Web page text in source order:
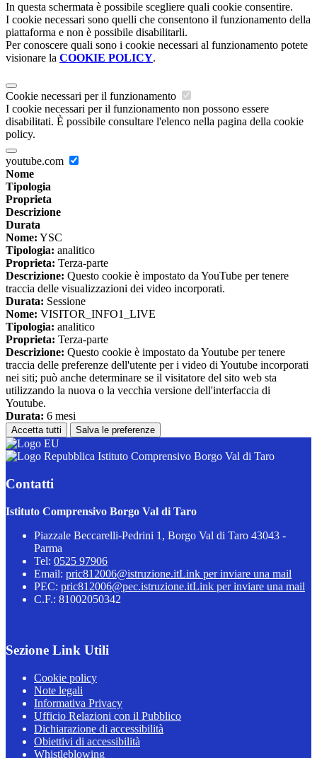
In questa schermata è possibile scegliere quali cookie consentire.
I cookie necessari sono quelli che consentono il funzionamento della
piattaforma e non è possibile disabilitarli.
Per conoscere quali sono i cookie necessari al funzionamento potete
visionare la COOKIE POLICY.
Cookie necessari per il funzionamento
I cookie necessari per il funzionamento non possono essere
disabilitati. È possibile consultare l'elenco nella pagina della cookie
policy.
youtube.com
Nome
Tipologia
Proprieta
Descrizione
Durata
Nome: YSC
Tipologia: analitico
Proprieta: Terza-parte
Descrizione: Questo cookie è impostato da YouTube per tenere
traccia delle visualizzazioni dei video incorporati.
Durata: Sessione
Nome: VISITOR_INFO1_LIVE
Tipologia: analitico
Proprieta: Terza-parte
Descrizione: Questo cookie è impostato da Youtube per tenere
traccia delle preferenze dell'utente per i video di Youtube incorporati
nei siti; può anche determinare se il visitatore del sito web sta
utilizzando la nuova o la vecchia versione dell'interfaccia di
Youtube.
Durata: 6 mesi
Accetta tutti Salva le preferenze
Istituto Comprensivo Borgo Val di Taro
Contatti
Istituto Comprensivo Borgo Val di Taro
Piazzale Beccarelli-Pedrini 1, Borgo Val di Taro 43043 -
Parma
Tel: 0525 97906
Email: pric812006@istruzione.itLink per inviare una mail
PEC: pric812006@pec.istruzione.itLink per inviare una mail
C.F.: 81002050342
Sezione Link Utili
Cookie policy
Note legali
Informativa Privacy
Ufficio Relazioni con il Pubblico
Dichiarazione di accessibilità
Obiettivi di accessibilità
Whistleblowing